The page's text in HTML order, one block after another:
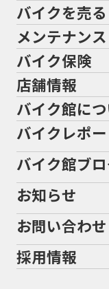
689cc
701エンデ
765773cc
80万以下大
883R
8耐8耐見に
946ml950S
ADDRESS
ADV160
AEROX155
ARMORED
Address125
バイクを買う トッ
バイクを探す
メーカーから探す
色から探す
スタイルから探す
排気量から探す
地域から探す
バイクを売る
バイクを売る トッ
バイク館買取の
バイクを高く売
バイク買取の流れ
全国展開の強み
メーカー別買取相
ヤマハ
ホンダ
スズキ
メンテナンス
メンテナンス トッ
バイク点検
バイク車検
Bikeep
バイク保険
バイク保険 トップ
自賠責保険
任意保険
バイク保険無料見
バイク保険無料見
盗難保険
店舗情報
店舗情報 トップ
北海道
宮城
福島
茨城
栃木
バイク館に
バイク館について
バイク館が選ばれ
会社概要
沿革
二輪公正取引協議
バイクレポ
バイク館ブ
お知らせ
お問い合わせ
採用情報